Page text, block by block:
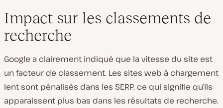
Impact sur les classements de
recherche
Google a clairement indiqué que la vitesse du site est
un facteur de classement. Les sites web à chargement
lent sont pénalisés dans les SERP, ce qui signifie qu’ils
apparaissent plus bas dans les résultats de recherche.